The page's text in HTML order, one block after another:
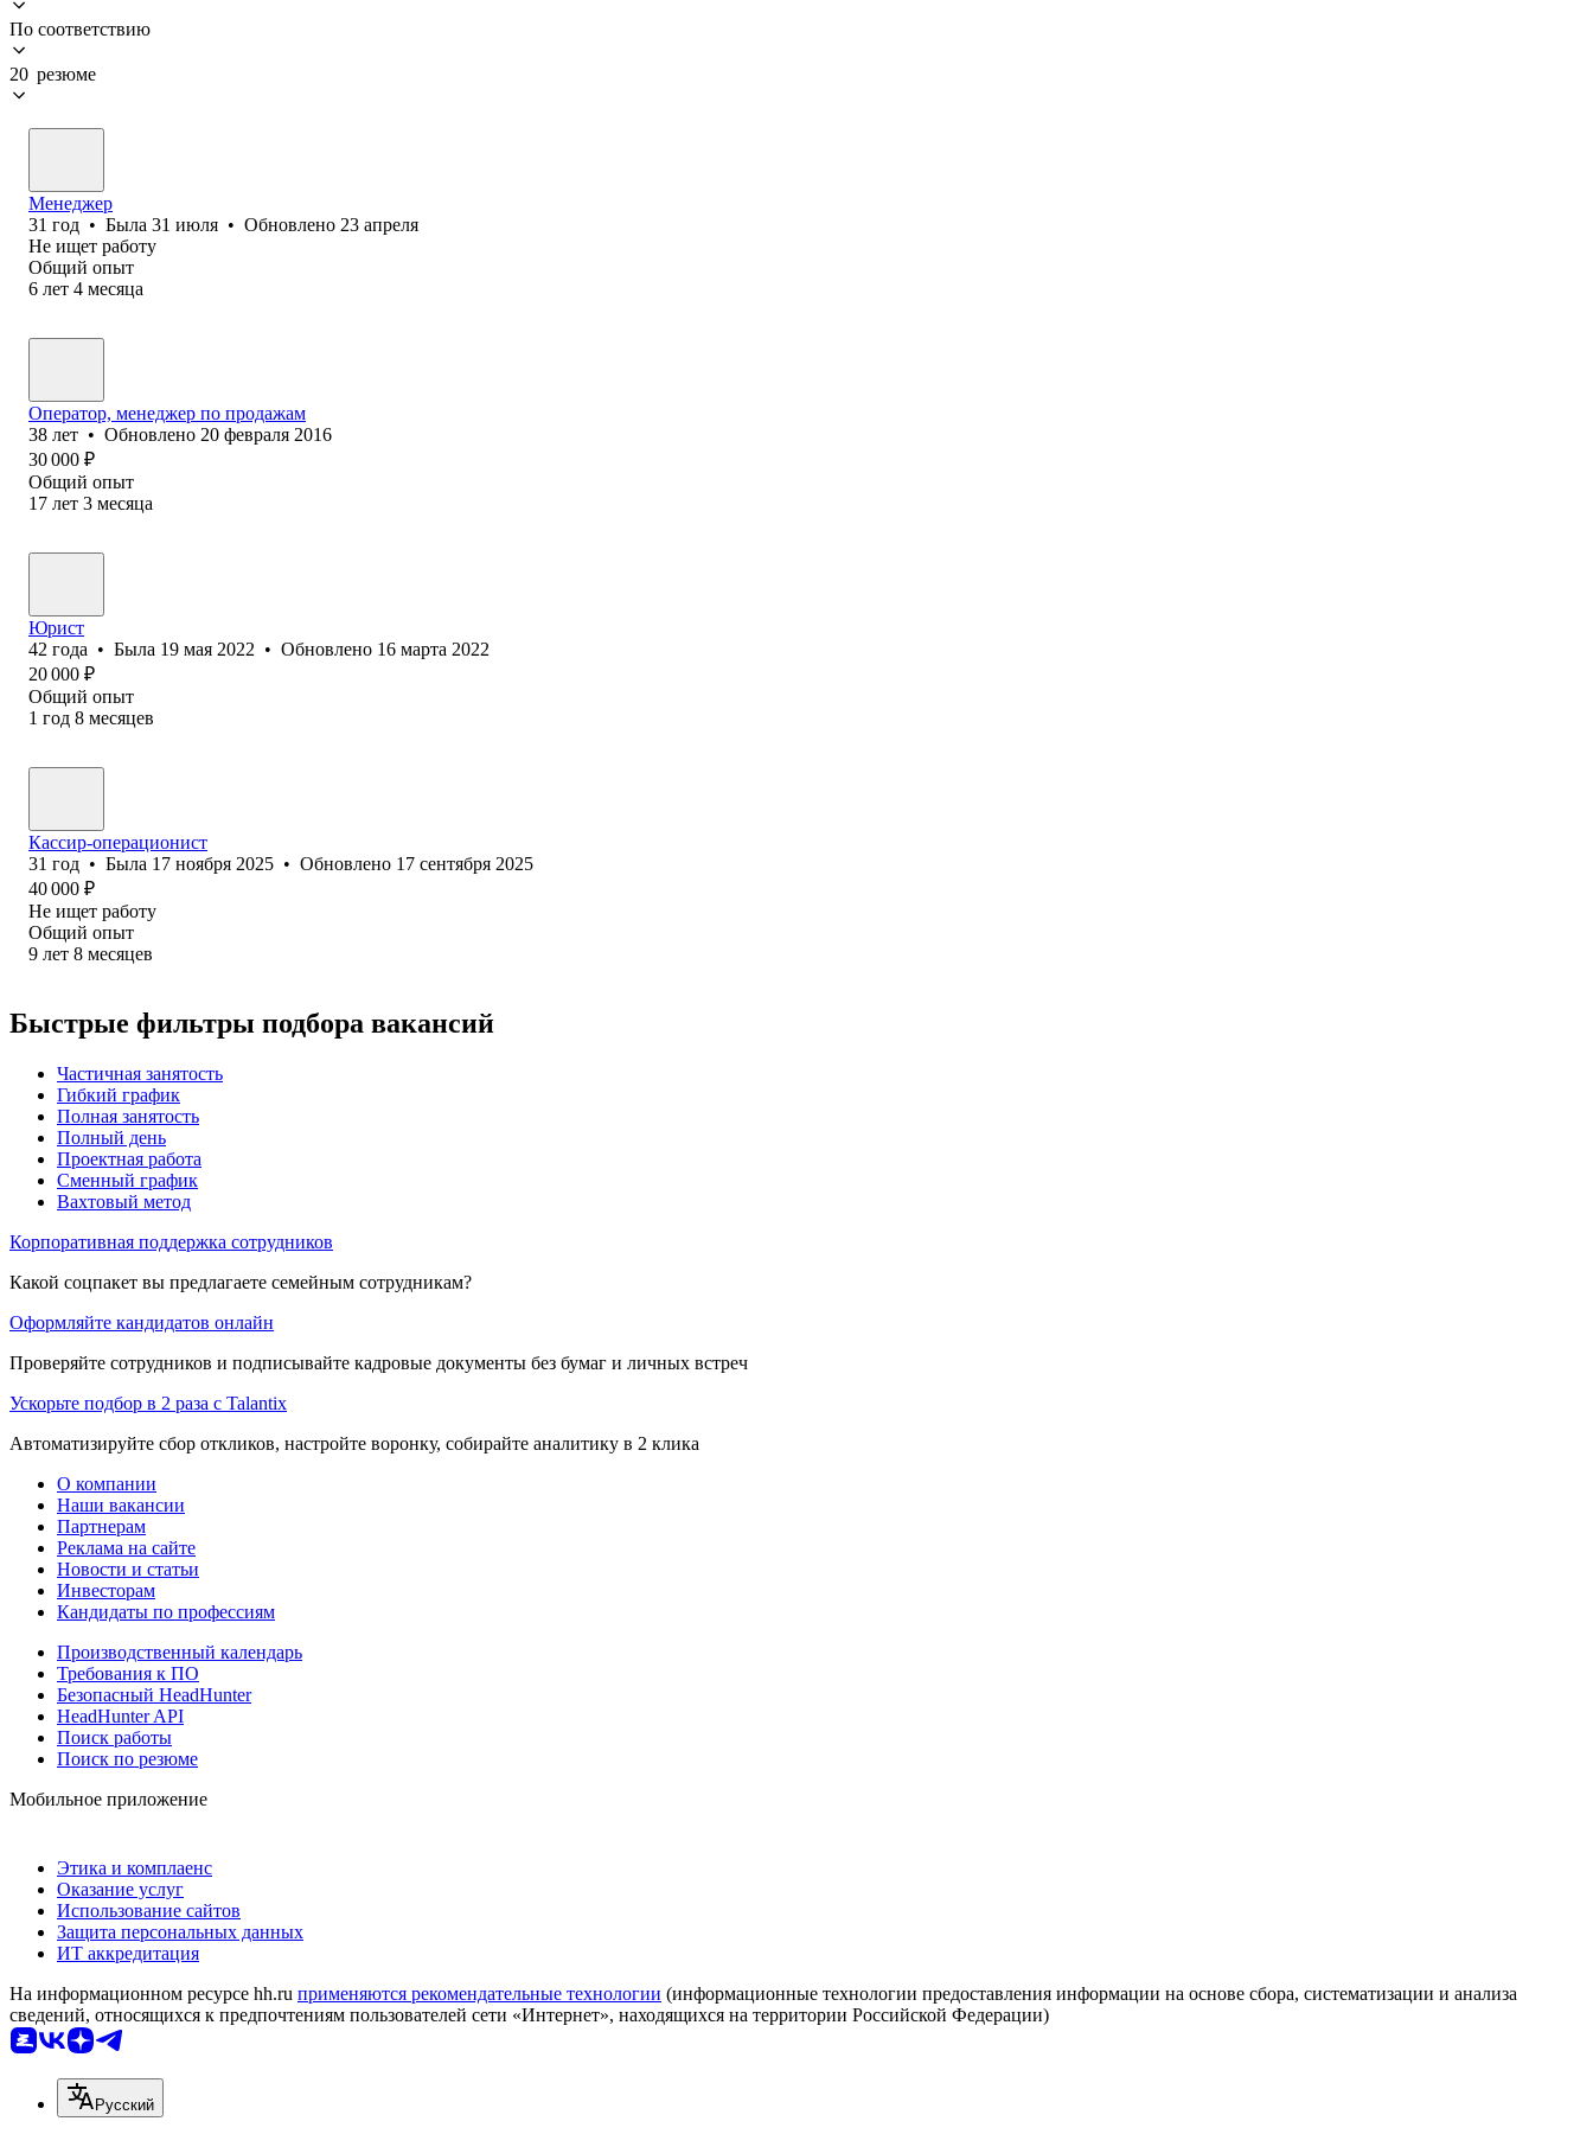
По соответствию
20 резюме
Менеджер
31 год • Была 31 июля • Обновлено 23 апреля
Не ищет работу
Общий опыт
6 лет 4 месяца
Оператор, менеджер по продажам
38 лет • Обновлено 20 февраля 2016
30 000 ₽
Общий опыт
17 лет 3 месяца
Юрист
42 года • Была 19 мая 2022 • Обновлено 16 марта 2022
20 000 ₽
Общий опыт
1 год 8 месяцев
Кассир-операционист
31 год • Была 17 ноября 2025 • Обновлено 17 сентября 2025
40 000 ₽
Не ищет работу
Общий опыт
9 лет 8 месяцев
Быстрые фильтры подбора вакансий
Частичная занятость
Гибкий график
Полная занятость
Полный день
Проектная работа
Сменный график
Вахтовый метод
Корпоративная поддержка сотрудников
Какой соцпакет вы предлагаете семейным сотрудникам?
Оформляйте кандидатов онлайн
Проверяйте сотрудников и подписывайте кадровые документы без бумаг и личных встреч
Ускорьте подбор в 2 раза с Talantix
Автоматизируйте сбор откликов, настройте воронку, собирайте аналитику в 2 клика
О компании
Наши вакансии
Партнерам
Реклама на сайте
Новости и статьи
Инвесторам
Кандидаты по профессиям
Производственный календарь
Требования к ПО
Безопасный HeadHunter
HeadHunter API
Поиск работы
Поиск по резюме
Мобильное приложение
Этика и комплаенс
Оказание услуг
Использование сайтов
Защита персональных данных
ИТ аккредитация
На информационном ресурсе hh.ru применяются рекомендательные технологии (информационные технологии предоставления информации на основе сбора, систематизации и анализа
сведений, относящихся к предпочтениям пользователей сети «Интернет», находящихся на территории Российской Федерации)
Русский